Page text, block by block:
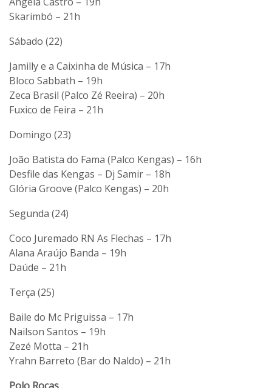
Skarimbó – 21h
Sábado (22)
Jamilly e a Caixinha de Música – 17h
Bloco Sabbath – 19h
Zeca Brasil (Palco Zé Reeira) – 20h
Fuxico de Feira – 21h
Domingo (23)
João Batista do Fama (Palco Kengas) – 16h
Desfile das Kengas – Dj Samir – 18h
Glória Groove (Palco Kengas) – 20h
Segunda (24)
Coco Juremado RN As Flechas – 17h
Alana Araújo Banda – 19h
Daúde – 21h
Terça (25)
Baile do Mc Priguissa – 17h
Nailson Santos – 19h
Zezé Motta – 21h
Yrahn Barreto (Bar do Naldo) – 21h